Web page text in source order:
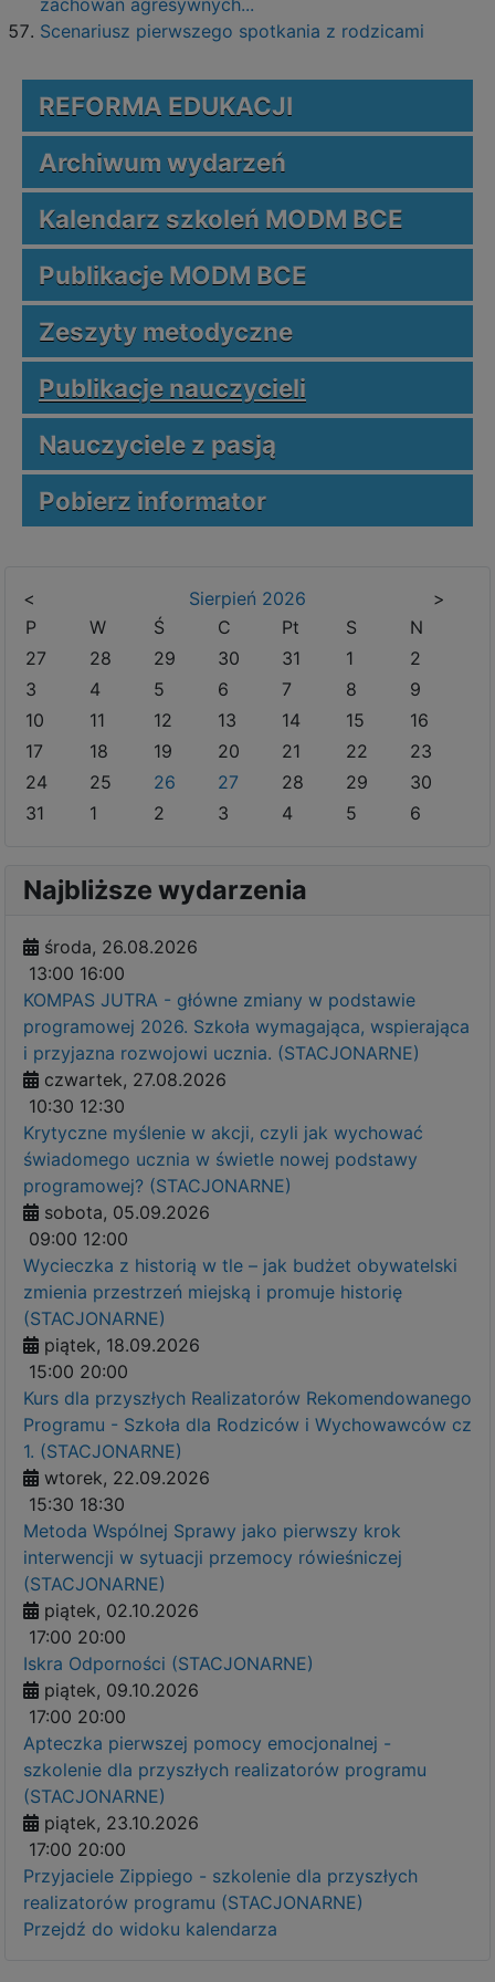
Scenariusz pierwszego spotkania z rodzicami
REFORMA EDUKACJI
Archiwum wydarzeń
Kalendarz szkoleń MODM BCE
Publikacje MODM BCE
Zeszyty metodyczne
Publikacje nauczycieli
Nauczyciele z pasją
Pobierz informator
< Sierpień 2026
>
P
W Ś C Pt S
N
27
28 29 30 31 1
2
3
4 5 6 7 8
9
10
11 12 13 14 15
16
17
18 19 20 21 22
23
24
25 26 27 28 29
30
31
1 2 3 4 5 6
Najbliższe wydarzenia
środa, 26.08.2026
13:00 16:00
KOMPAS JUTRA - główne zmiany w podstawie
programowej 2026. Szkoła wymagająca, wspierająca
i przyjazna rozwojowi ucznia. (STACJONARNE)
czwartek, 27.08.2026
10:30 12:30
Krytyczne myślenie w akcji, czyli jak wychować
świadomego ucznia w świetle nowej podstawy
programowej? (STACJONARNE)
sobota, 05.09.2026
09:00 12:00
Wycieczka z historią w tle – jak budżet obywatelski
zmienia przestrzeń miejską i promuje historię
(STACJONARNE)
piątek, 18.09.2026
15:00 20:00
Kurs dla przyszłych Realizatorów Rekomendowanego
Programu - Szkoła dla Rodziców i Wychowawców cz
1. (STACJONARNE)
wtorek, 22.09.2026
15:30 18:30
Metoda Wspólnej Sprawy jako pierwszy krok
interwencji w sytuacji przemocy rówieśniczej
(STACJONARNE)
piątek, 02.10.2026
17:00 20:00
Iskra Odporności (STACJONARNE)
piątek, 09.10.2026
17:00 20:00
Apteczka pierwszej pomocy emocjonalnej -
szkolenie dla przyszłych realizatorów programu
(STACJONARNE)
piątek, 23.10.2026
17:00 20:00
Przyjaciele Zippiego - szkolenie dla przyszłych
realizatorów programu (STACJONARNE)
Przejdź do widoku kalendarza